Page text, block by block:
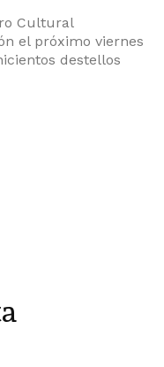
Cultural
el próximo viernes
destellos